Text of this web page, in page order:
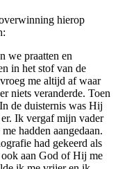
hierop
we praatten en
in het stof van de
me altijd af waar
niets veranderde. Toen
de duisternis was Hij
Ik vergaf mijn vader
hadden aangedaan.
had gekeerd als
aan God of Hij me